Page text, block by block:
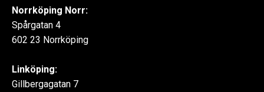
Norrköping Norr:
Spårgatan 4
602 23 Norrköping
Linköping:
Gillbergagatan 7